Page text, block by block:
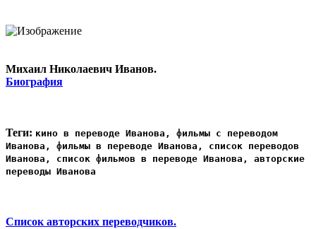
Михаил Николаевич Иванов.
Биография
Теги: кино в переводе Иванова, фильмы с переводом
Иванова, фильмы в переводе Иванова, список переводов
Иванова, список фильмов в переводе Иванова, авторские
переводы Иванова
Список авторских переводчиков.